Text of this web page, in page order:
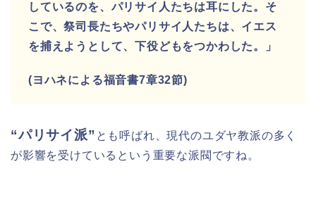
しているのを、パリサイ人たちは耳にした。そ
こで、祭司長たちやパリサイ人たちは、イエス
を捕えようとして、下役どもをつかわした。」
(ヨハネによる福音書7章32節)
“パリサイ派” とも呼ばれ、現代のユダヤ教派の多く
が影響を受けているという重要な派閥ですね。